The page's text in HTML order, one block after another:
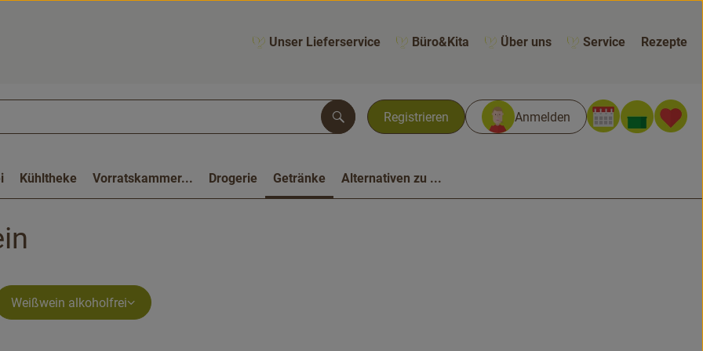
Unser Lieferservice Büro&Kita Über uns Service Rezepte
Registrieren Anmelden
Suchen
Kühltheke Vorratskammer... Drogerie Getränke Alternativen zu ...
Weißwein alkoholfrei